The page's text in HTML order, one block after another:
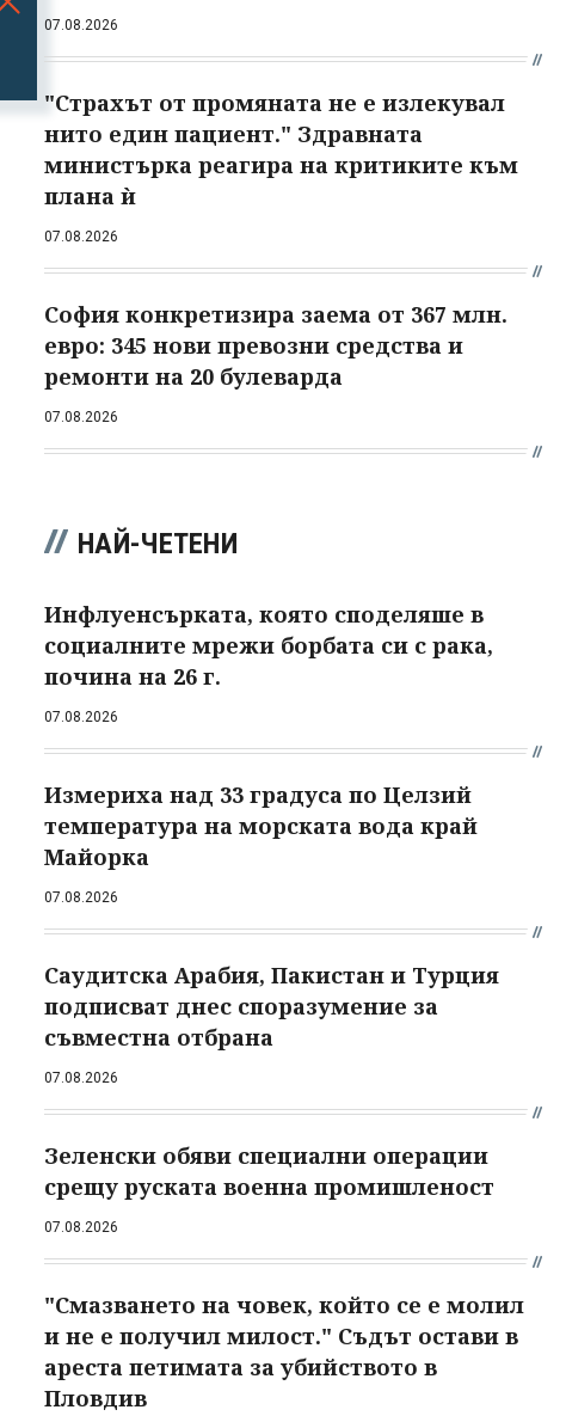
07.08.2026
"Страхът от промяната не е излекувал
нито един пациент." Здравната
министърка реагира на критиките към
плана ѝ
07.08.2026
София конкретизира заема от 367 млн.
евро: 345 нови превозни средства и
ремонти на 20 булеварда
07.08.2026
НАЙ-ЧЕТЕНИ
Инфлуенсърката, която споделяше в
социалните мрежи борбата си с рака,
почина на 26 г.
07.08.2026
Измериха над 33 градуса по Целзий
температура на морската вода край
Майорка
07.08.2026
Саудитска Арабия, Пакистан и Турция
подписват днес споразумение за
съвместна отбрана
07.08.2026
Зеленски обяви специални операции
срещу руската военна промишленост
07.08.2026
"Смазването на човек, който се е молил
и не е получил милост." Съдът остави в
ареста петимата за убийството в
Пловдив